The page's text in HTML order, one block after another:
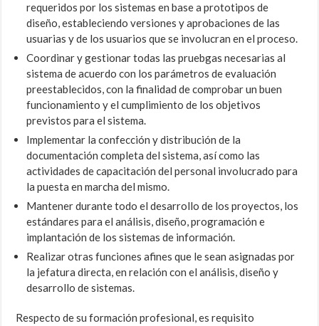
requeridos por los sistemas en base a prototipos de
diseño, estableciendo versiones y aprobaciones de las
usuarias y de los usuarios que se involucran en el proceso.
Coordinar y gestionar todas las pruebgas necesarias al
sistema de acuerdo con los parámetros de evaluación
preestablecidos, con la finalidad de comprobar un buen
funcionamiento y el cumplimiento de los objetivos
previstos para el sistema.
Implementar la confección y distribución de la
documentación completa del sistema, así como las
actividades de capacitación del personal involucrado para
la puesta en marcha del mismo.
Mantener durante todo el desarrollo de los proyectos, los
estándares para el análisis, diseño, programación e
implantación de los sistemas de información.
Realizar otras funciones afines que le sean asignadas por
la jefatura directa, en relación con el análisis, diseño y
desarrollo de sistemas.
Respecto de su formación profesional, es requisito